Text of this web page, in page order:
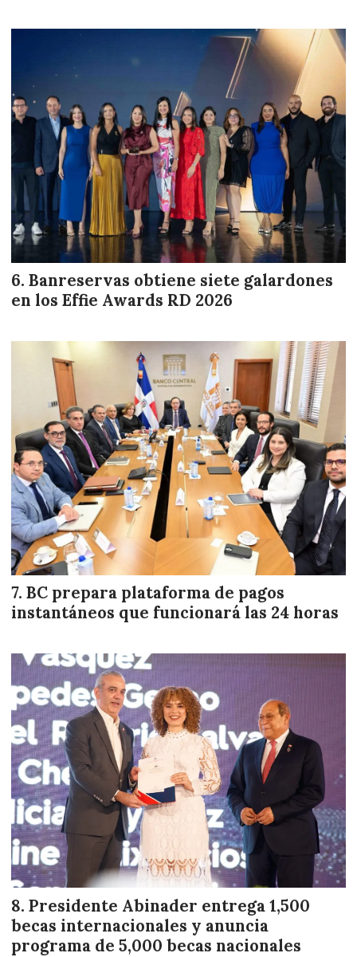
Banreservas obtiene siete galardones
en los Effie Awards RD 2026
BC prepara plataforma de pagos
instantáneos que funcionará las 24 horas
Presidente Abinader entrega 1,500
becas internacionales y anuncia
programa de 5,000 becas nacionales